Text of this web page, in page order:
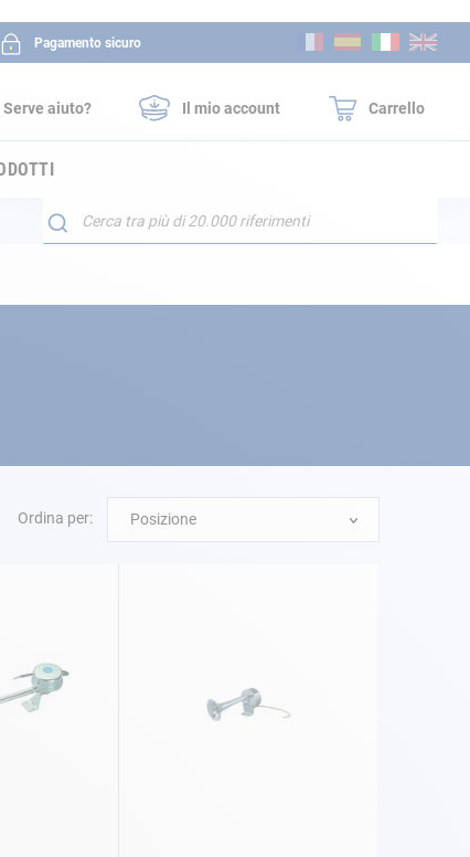
Pagamento sicuro
al
Serve aiuto? Il mio account Carrello
Search
Ordina per: Posizione